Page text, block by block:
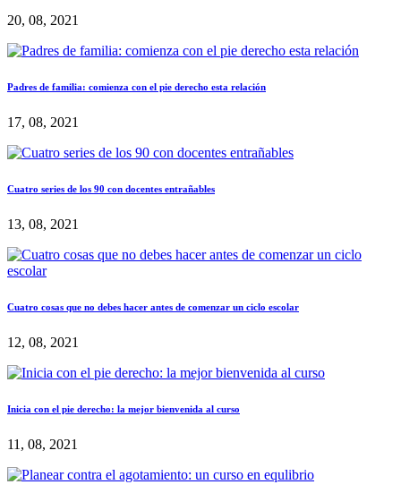
20, 08, 2021
Padres de familia: comienza con el pie derecho esta relación
17, 08, 2021
Cuatro series de los 90 con docentes entrañables
13, 08, 2021
Cuatro cosas que no debes hacer antes de comenzar un ciclo escolar
12, 08, 2021
Inicia con el pie derecho: la mejor bienvenida al curso
11, 08, 2021